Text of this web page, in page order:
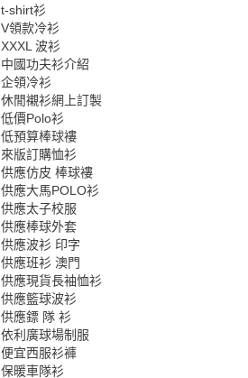
t-shirt衫
V領款冷衫
XXXL 波衫
中國功夫衫介紹
企領冷衫
休閒襯衫網上訂製
低價Polo衫
低預算棒球褸
來版訂購恤衫
供應仿皮 棒球褸
供應大馬POLO衫
供應太子校服
供應棒球外套
供應波衫 印字
供應班衫 澳門
供應現貨長袖恤衫
供應籃球波衫
供應鏢 隊 衫
依利廣球場制服
便宜西服衫褲
保暖車隊衫